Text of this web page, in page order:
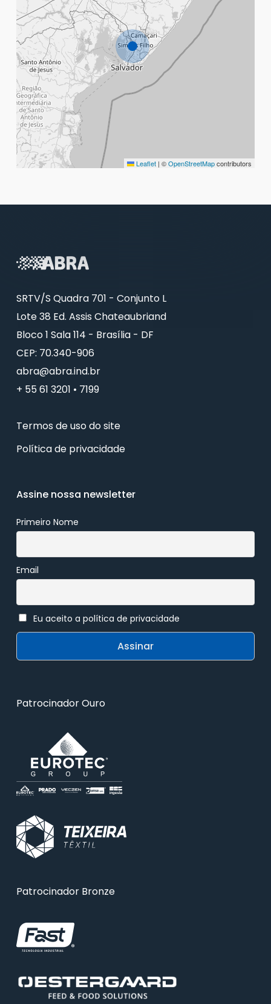
Leaflet | ©OpenStreetMapcontributors
SRTV/S Quadra 701 - Conjunto L
Lote 38 Ed. Assis Chateaubriand
Bloco 1 Sala 114 - Brasília - DF
CEP: 70.340-906
abra@abra.ind.br
+ 55 61 3201 • 7199
Termos de uso do site
Política de privacidade
Assine nossa newsletter
Primeiro Nome
Email
Eu aceito a política de privacidade
Patrocinador Ouro
Patrocinador Bronze